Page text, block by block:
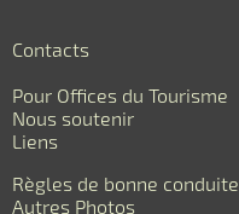
Contacts
Pour Offices du Tourisme
Nous soutenir
Liens
Règles de bonne conduite
Autres Photos